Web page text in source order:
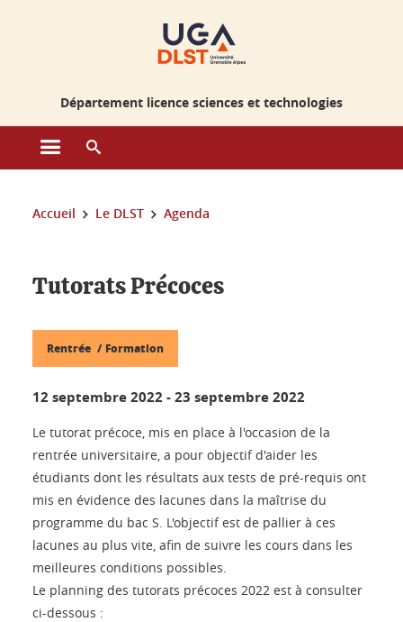
Département licence sciences et technologies
Ouvrir le menu principal
Vous êtes ici :
Accueil Le DLST Agenda
Tutorats Précoces
Rentrée Formation
12 septembre 2022 -23 septembre 2022
Le tutorat précoce, mis en place à l'occasion de la
rentrée universitaire, a pour objectif d'aider les
étudiants dont les résultats aux tests de pré-requis ont
mis en évidence des lacunes dans la maîtrise du
programme du bac S. L'objectif est de pallier à ces
lacunes au plus vite, afin de suivre les cours dans les
meilleures conditions possibles.
Le planning des tutorats précoces 2022 est à consulter
ci-dessous :